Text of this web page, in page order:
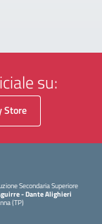
su:
Store
Secondaria Superiore
- Dante Alighieri
(TP)